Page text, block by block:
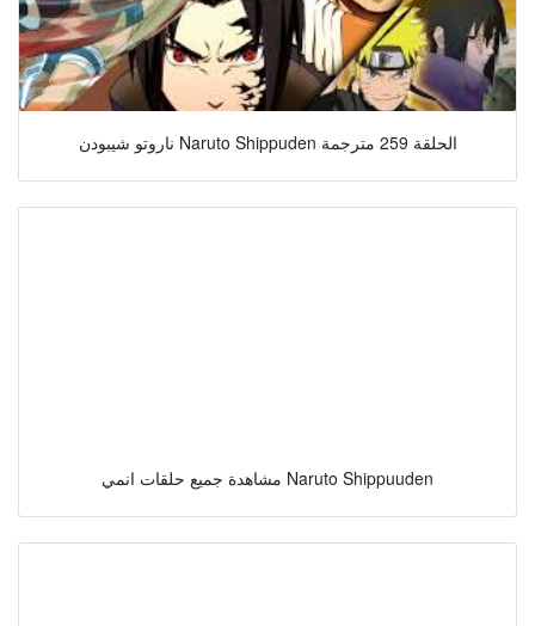
ناروتو شيبودن Naruto Shippuden الحلقة 259 مترجمة
مشاهدة جميع حلقات انمي Naruto Shippuuden